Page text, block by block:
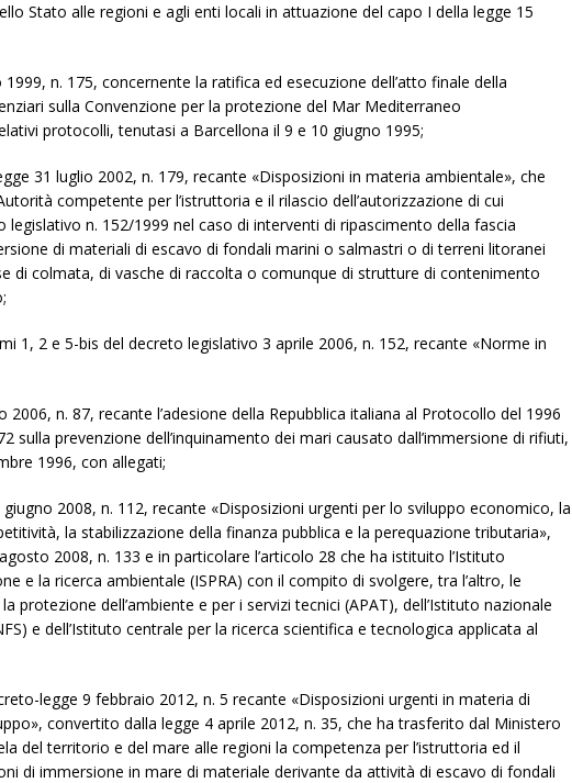
Stato alle regioni e agli enti locali in attuazione del capo I della legge 15
n. 175, concernente la ratifica ed esecuzione dell’atto finale della
sulla Convenzione per la protezione del Mar Mediterraneo
protocolli, tenutasi a Barcellona il 9 e 10 giugno 1995;
31 luglio 2002, n. 179, recante «Disposizioni in materia ambientale», che
competente per l’istruttoria e il rilascio dell’autorizzazione di cui
legislativo n. 152/1999 nel caso di interventi di ripascimento della fascia
di materiali di escavo di fondali marini o salmastri o di terreni litoranei
di colmata, di vasche di raccolta o comunque di strutture di contenimento
1, 2 e 5-bis del decreto legislativo 3 aprile 2006, n. 152, recante «Norme in
2006, n. 87, recante l’adesione della Repubblica italiana al Protocollo del 1996
sulla prevenzione dell’inquinamento dei mari causato dall’immersione di rifiuti,
1996, con allegati;
2008, n. 112, recante «Disposizioni urgenti per lo sviluppo economico, la
la stabilizzazione della finanza pubblica e la perequazione tributaria»,
2008, n. 133 e in particolare l’articolo 28 che ha istituito l’Istituto
e la ricerca ambientale (ISPRA) con il compito di svolgere, tra l’altro, le
protezione dell’ambiente e per i servizi tecnici (APAT), dell’Istituto nazionale
e dell’Istituto centrale per la ricerca scientifica e tecnologica applicata al
legge 9 febbraio 2012, n. 5 recante «Disposizioni urgenti in materia di
convertito dalla legge 4 aprile 2012, n. 35, che ha trasferito dal Ministero
del territorio e del mare alle regioni la competenza per l’istruttoria ed il
di immersione in mare di materiale derivante da attività di escavo di fondali